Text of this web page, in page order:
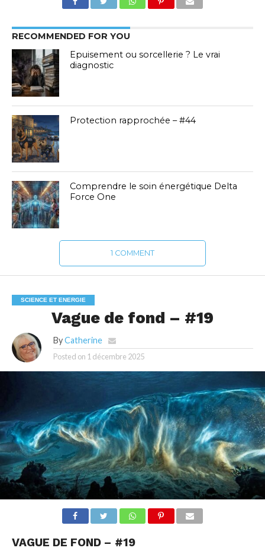
RECOMMENDED FOR YOU
Epuisement ou sorcellerie ? Le vrai
diagnostic
Protection rapprochée – #44
Comprendre le soin énergétique Delta
Force One
1 COMMENT
SCIENCE ET ENERGIE
Vague de fond – #19
By Catherine
Posted on 1 décembre 2025
VAGUE DE FOND – #19